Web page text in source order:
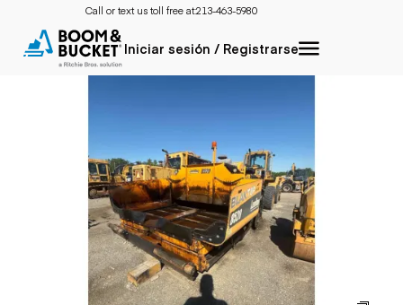
Call or text us toll free at:213-463-5980
Iniciar sesión / Registrarse